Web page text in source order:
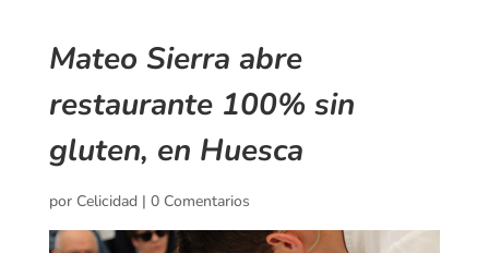
Mateo Sierra abre
restaurante 100% sin
gluten, en Huesca
por Celicidad| 0 Comentarios